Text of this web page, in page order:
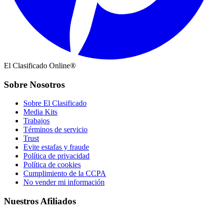
El Clasificado Online®
Sobre Nosotros
Sobre El Clasificado
Media Kits
Trabajos
Términos de servicio
Trust
Evite estafas y fraude
Política de privacidad
Política de cookies
Cumplimiento de la CCPA
No vender mi información
Nuestros Afiliados